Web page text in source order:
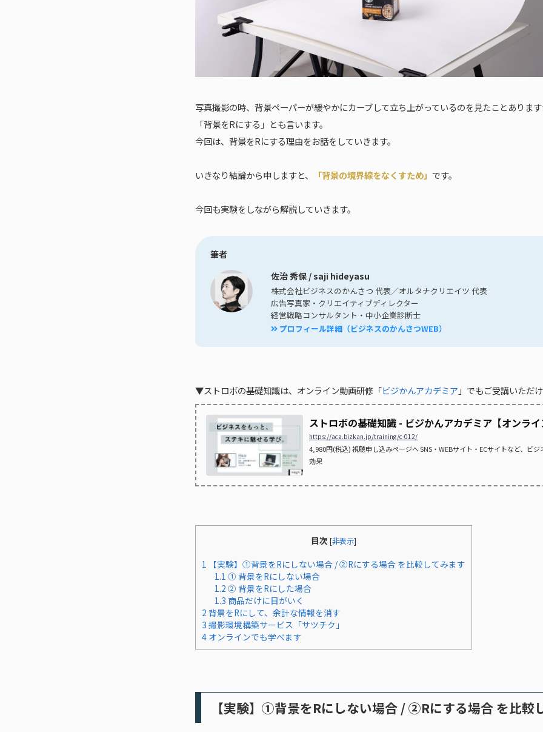
写真撮影の時、背景ペーパーが緩やかにカーブして立ち上がっているのを見たことありま
「背景をRにする」とも言います。
今回は、背景をRにする理由をお話をしていきます。
いきなり結論から申しますと、 「背景の境界線をなくすため」 です。
今回も実験をしながら解説していきます。
筆者
佐治 秀保 / saji hideyasu
株式会社ビジネスのかんさつ 代表／オルタナクリエイツ 代表
広告写真家・クリエイティブディレクター
経営戦略コンサルタント・中小企業診断士
プロフィール詳細（ビジネスのかんさつWEB）
▼ストロボの基礎知識は、オンライン動画研修「ビジかんアカデミア 」でもご受講いただ
ストロボの基礎知識 - ビジかんアカデミア【オンラ
https://aca.bizkan.jp/training/c-012/
4,980円(税込) 視聴申し込みページへ SNS・WEBサイト・ECサイトなど、ビ
効果
目次 [非表示]
1
【実験】①背景をRにしない場合 / ②Rにする場合 を比較してみます
1.1 ① 背景をRにしない場合
1.2 ② 背景をRにした場合
1.3 商品だけに目がいく
2 背景をRにして、余計な情報を消す
3 撮影環境構築サービス「サツチク」
4 オンラインでも学べます
【実験】①背景をRにしない場合 / ②Rにする場合 を比較